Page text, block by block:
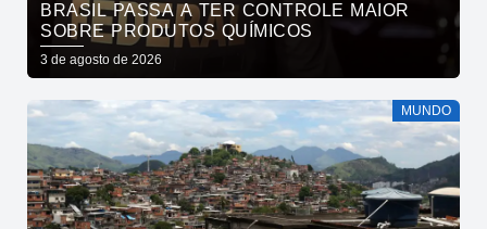
BRASIL PASSA A TER CONTROLE MAIOR
SOBRE PRODUTOS QUÍMICOS
3 de agosto de 2026
MUNDO